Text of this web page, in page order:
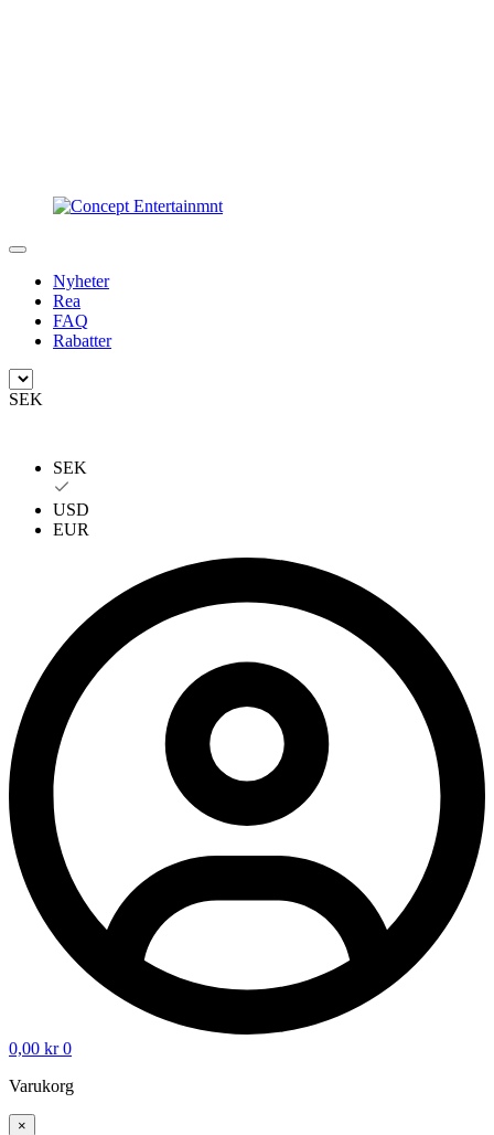
Nyheter
Rea
FAQ
Rabatter
SEK
SEK
USD
EUR
0,00 kr 0
Varukorg
×